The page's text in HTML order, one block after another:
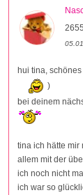
hui tina,
)
bei deinem
tina ich hätte mir
allem mit der
ich noch nicht
ich war so